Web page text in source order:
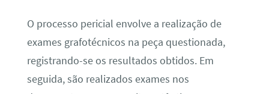
O processo pericial envolve a realização de
exames grafotécnicos na peça questionada,
registrando-se os resultados obtidos. Em
seguida, são realizados exames nos